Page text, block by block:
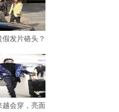
假发片硌头？
越会穿，亮面